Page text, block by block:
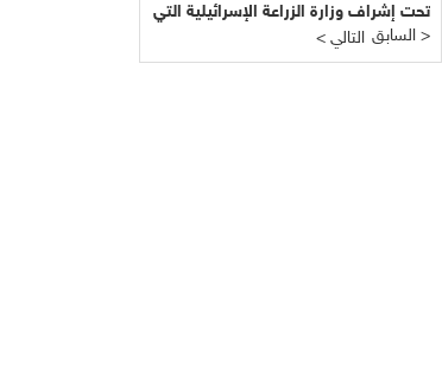
تحت إشراف وزارة الزراعة الإسرائيلية التي
يرأسها يائير شَمِير نائب ليبرمان رئيس
"إسرائيل بيتنا"!!!
< التالي السابق >